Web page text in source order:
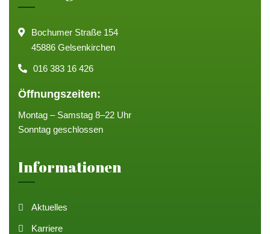
Bochumer Straße 154
45886 Gelsenkirchen
016 383 16 426
Öffnungszeiten:
Montag – Samstag 8–22 Uhr
Sonntag geschlossen
Informationen
Aktuelles
Karriere